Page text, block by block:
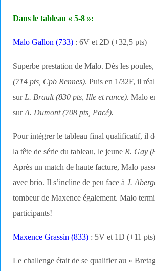
Dans le tableau « 5-8 »:
Malo Gallon (733) : 6V et 2D (+32,5 pts)
Superbe prestation de Malo. Dès les
(714 pts, Cpb Rennes). Puis en 1/32F, il
sur L. Brault (830 pts, Ille et rance).Malo
surA. Dumont (708 pts, Pacé).
Pour intégrer le tableau final qualificatif, il
la tête de série du tableau, le jeuneR. Gay
Après un match de haute facture, Malo
avec brio. Il s’incline de peu face àJ.
tombeur de Maxence également. Malo
participants!
Maxence Grassin (833) : 5V et 1D (+11 pts)
Le challenge était de se qualifier au «